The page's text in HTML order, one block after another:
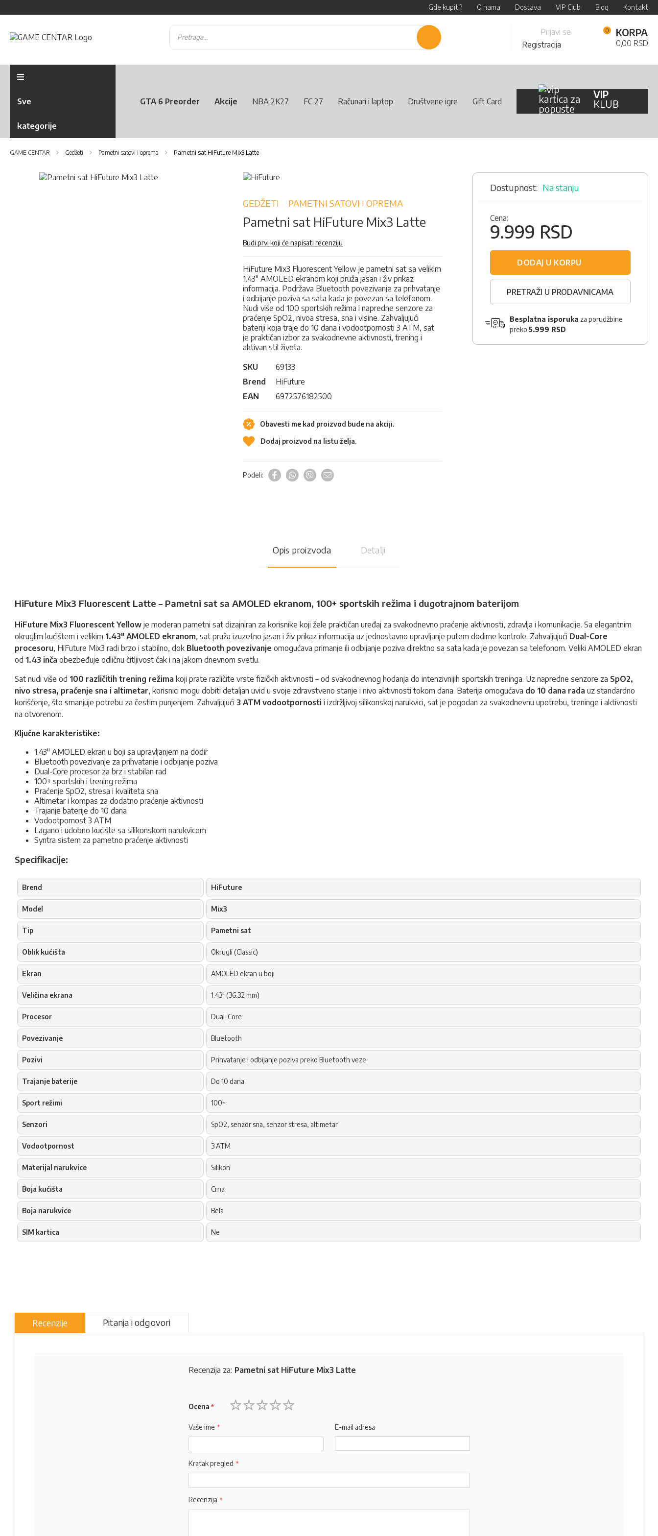
Gde kupiti? O nama Dostava VIP Club Blog Kontakt
Pretraži
Content
Prijavi se
Registracija
KORPA
0,00 RSD
Sve
kategorije
GTA 6 Preorder Akcije NBA 2K27 FC 27 Računari i laptop Društvene igre Gift Card
VIP
KLUB
GAME CENTAR Gedžeti Pametni satovi i oprema Pametni sat HiFuture Mix3 Latte
Skip
GEDŽETI PAMETNI SATOVI I OPREMA
Pametni sat HiFuture Mix3 Latte
Budi prvi koji će napisati recenziju
HiFuture Mix3 Fluorescent Yellow je pametni sat sa velikim
1.43" AMOLED ekranom koji pruža jasan i živ prikaz
informacija. Podržava Bluetooth povezivanje za prihvatanje
i odbijanje poziva sa sata kada je povezan sa telefonom.
Nudi više od 100 sportskih režima i napredne senzore za
praćenje SpO2, nivoa stresa, sna i visine. Zahvaljujući
bateriji koja traje do 10 dana i vodootpornosti 3 ATM, sat
je praktičan izbor za svakodnevne aktivnosti, trening i
aktivan stil života.
SKU
69133
Brend
HiFuture
EAN
6972576182500
Obavesti me kad proizvod bude na akciji.
Dodaj proizvod na listu želja.
Podeli:
Na stanju
Cena:
9.999 RSD
DODAJ U KORPU
PRETRAŽI U PRODAVNICAMA
Besplatna isporuka za porudžbine
preko 5.999 RSD
Opis proizvoda Detalji
HiFuture Mix3 Fluorescent Latte – Pametni sat sa AMOLED ekranom, 100+ sportskih režima i dugotrajnom baterijom
HiFuture Mix3 Fluorescent Yellow je moderan pametni sat dizajniran za korisnike koji žele praktičan uređaj za svakodnevno praćenje aktivnosti, zdravlja i komunikacije. Sa elegantnim
okruglim kućištem i velikim 1.43" AMOLED ekranom, sat pruža izuzetno jasan i živ prikaz informacija uz jednostavno upravljanje putem dodirne kontrole. Zahvaljujući Dual-Core
procesoru, HiFuture Mix3 radi brzo i stabilno, dok Bluetooth povezivanje omogućava primanje ili odbijanje poziva direktno sa sata kada je povezan sa telefonom. Veliki AMOLED ekran
od 1.43 inča obezbeđuje odličnu čitljivost čak i na jakom dnevnom svetlu.
Sat nudi više od 100 različitih trening režima koji prate različite vrste fizičkih aktivnosti – od svakodnevnog hodanja do intenzivnijih sportskih treninga. Uz napredne senzore za SpO2,
nivo stresa, praćenje sna i altimetar, korisnici mogu dobiti detaljan uvid u svoje zdravstveno stanje i nivo aktivnosti tokom dana. Baterija omogućava do 10 dana rada uz standardno
korišćenje, što smanjuje potrebu za čestim punjenjem. Zahvaljujući 3 ATM vodootpornosti i izdržljivoj silikonskoj narukvici, sat je pogodan za svakodnevnu upotrebu, treninge i aktivnosti
na otvorenom.
Ključne karakteristike:
1.43" AMOLED ekran u boji sa upravljanjem na dodir
Bluetooth povezivanje za prihvatanje i odbijanje poziva
Dual-Core procesor za brz i stabilan rad
100+ sportskih i trening režima
Praćenje SpO2, stresa i kvaliteta sna
Altimetar i kompas za dodatno praćenje aktivnosti
Trajanje baterije do 10 dana
Vodootpornost 3 ATM
Lagano i udobno kućište sa silikonskom narukvicom
Syntra sistem za pametno praćenje aktivnosti
Specifikacije:
Brend HiFuture
Model Mix3
Tip Pametni sat
Oblik kućišta Okrugli (Classic)
Ekran AMOLED ekran u boji
Veličina ekrana 1.43" (36.32 mm)
Procesor Dual-Core
Povezivanje Bluetooth
Pozivi Prihvatanje i odbijanje poziva preko Bluetooth veze
Trajanje baterije Do 10 dana
Sport režimi 100+
Senzori SpO2, senzor sna, senzor stresa, altimetar
Vodootpornost 3 ATM
Materijal narukvice Silikon
Boja kućišta Crna
Boja narukvice Bela
SIM kartica Ne
Recenzije Pitanja i odgovori
Recenzija za: Pametni sat HiFuture Mix3 Latte
Ocena
Vaše ime E-mail adresa
Kratak pregled
Recenzija